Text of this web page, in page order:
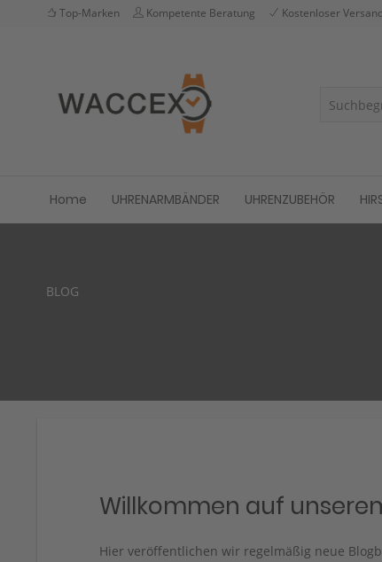
Top-Marken Kompetente Beratung Kostenloser Versand
Home UHRENARMBÄNDER UHRENZUBEHÖR
BLOG
Willkommen auf
Hier veröffentlichen wir regelmäßig neue